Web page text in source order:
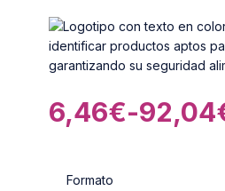
6,46€-92,04
Formato